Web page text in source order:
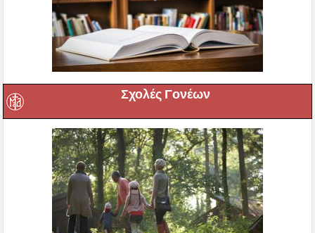
Σχολές Γονέων